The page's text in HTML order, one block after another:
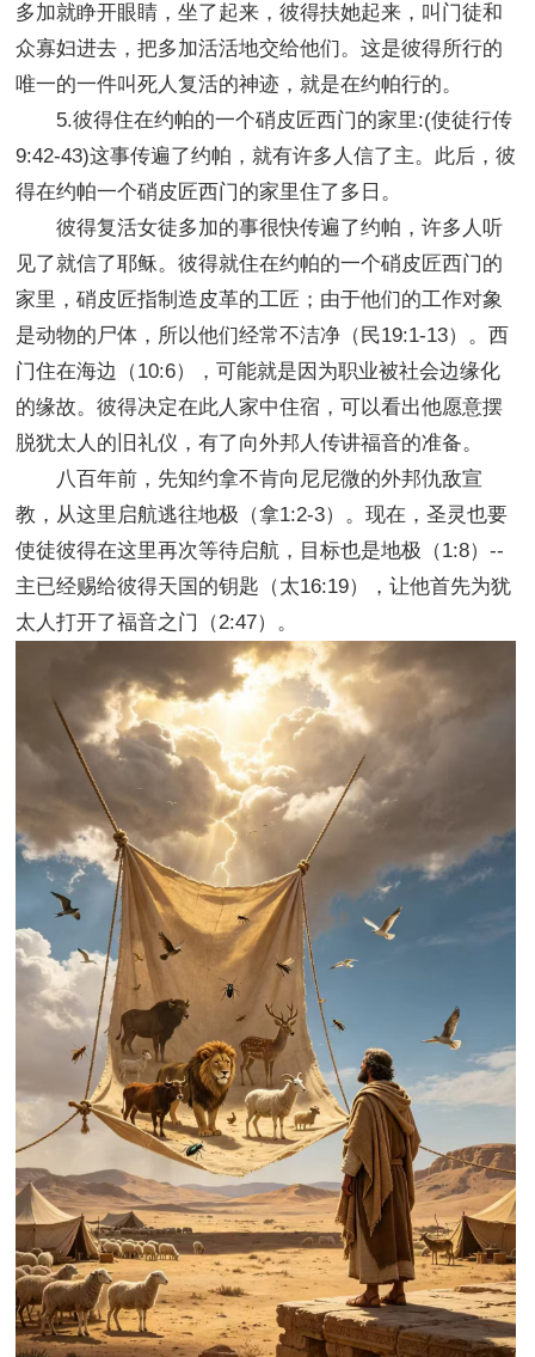
多加就睁开眼睛，坐了起来，彼得扶她起来，叫门徒和
众寡妇进去，把多加活活地交给他们。这是彼得所行的
唯一的一件叫死人复活的神迹，就是在约帕行的。
5.彼得住在约帕的一个硝皮匠西门的家里:(使徒行传
9:42-43)这事传遍了约帕，就有许多人信了主。此后，彼
得在约帕一个硝皮匠西门的家里住了多日。
彼得复活女徒多加的事很快传遍了约帕，许多人听
见了就信了耶稣。彼得就住在约帕的一个硝皮匠西门的
家里，硝皮匠指制造皮革的工匠；由于他们的工作对象
是动物的尸体，所以他们经常不洁净（民19:1-13）。西
门住在海边（10:6），可能就是因为职业被社会边缘化
的缘故。彼得决定在此人家中住宿，可以看出他愿意摆
脱犹太人的旧礼仪，有了向外邦人传讲福音的准备。
八百年前，先知约拿不肯向尼尼微的外邦仇敌宣
教，从这里启航逃往地极（拿1:2-3）。现在，圣灵也要
使徒彼得在这里再次等待启航，目标也是地极（1:8）--
主已经赐给彼得天国的钥匙（太16:19），让他首先为犹
太人打开了福音之门（2:47）。